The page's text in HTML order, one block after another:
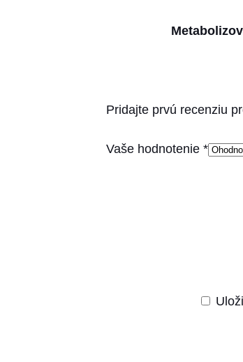
Pridajte prvú recenziu
Vaše hodnotenie *